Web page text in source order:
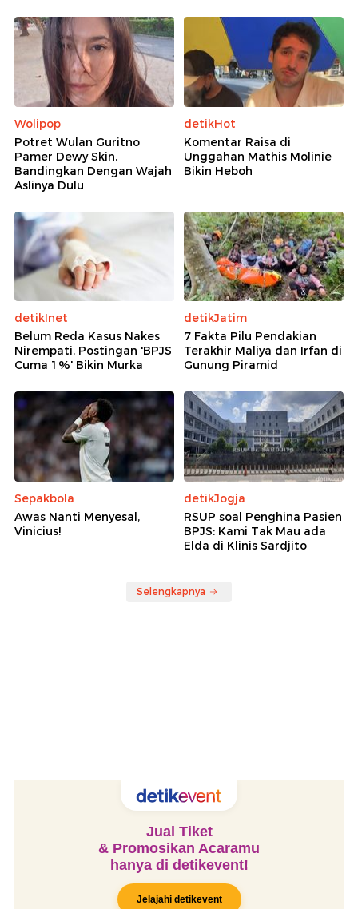
Wolipop
Potret Wulan Guritno
Pamer Dewy Skin,
Bandingkan Dengan Wajah
Aslinya Dulu
detikHot
Komentar Raisa di
Unggahan Mathis Molinie
Bikin Heboh
detikInet
Belum Reda Kasus Nakes
Nirempati, Postingan 'BPJS
Cuma 1%' Bikin Murka
detikJatim
7 Fakta Pilu Pendakian
Terakhir Maliya dan Irfan di
Gunung Piramid
Sepakbola
Awas Nanti Menyesal,
Vinicius!
detikJogja
RSUP soal Penghina Pasien
BPJS: Kami Tak Mau ada
Elda di Klinis Sardjito
Selengkapnya